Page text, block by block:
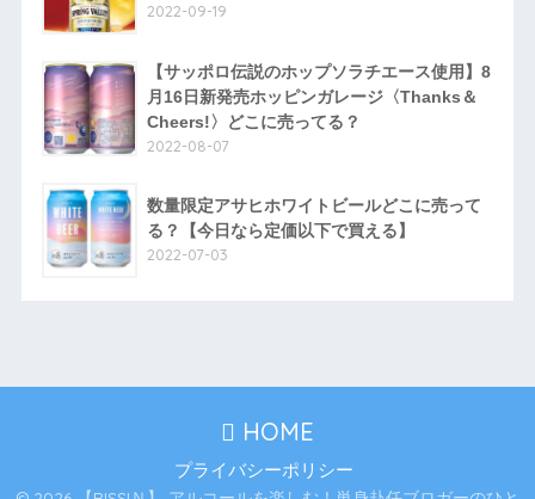
2022-09-19
【サッポロ伝説のホップソラチエース使用】8
月16日新発売ホッピンガレージ〈Thanks＆
Cheers!〉どこに売ってる？
2022-08-07
数量限定アサヒホワイトビールどこに売って
る？【今日なら定価以下で買える】
2022-07-03
HOME
プライバシーポリシー